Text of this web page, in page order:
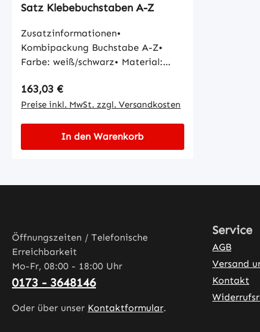
Satz Klebebuchstaben A-Z
Zusatzinformationen•
Kombipackung Buchstabe A-Z•
Farbe: weiß/schwarz• Material:
haltbar, ohne Rückstände wieder
ablösbar• Schrifthöhe: 50 mm
Regulärer Preis:
163,03 €
Preise inkl. MwSt. zzgl. Versandkosten
In den Warenkorb
Öffnungszeiten / Telefonische
Erreichbarkeit
Mo-Fr, 08:00 - 18:00 Uhr
0173 - 3648146
Oder über unser Kontaktformular.
Service
AGB
Versand
Kontakt